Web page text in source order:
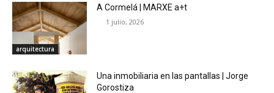
arquitectura
A Cormelá | MARXE a+t
1 julio, 2026
Una inmobiliaria en las pantallas | Jorge
Gorostiza